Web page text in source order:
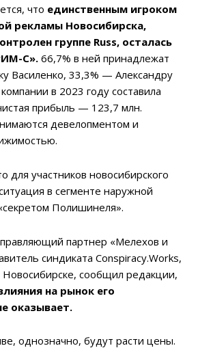
что единственным игроком
рекламы Новосибирска,
группе Russ, осталась
С». 66,7% в ней принадлежат
Василенко, 33,3% — Александру
в 2023 году составила
прибыль — 123,7 млн.
девелопментом и
для участников новосибирского
в сегменте наружной
Полишинеля».
партнер «Мелехов и
синдиката Conspiracy.Works,
сообщил редакции,
на рынок его
оказывает.
однозначно, будут расти цены.